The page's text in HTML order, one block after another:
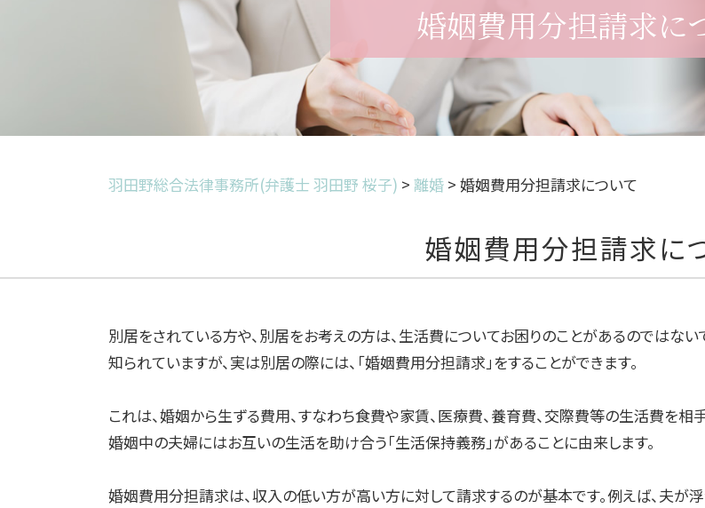
婚姻費用分担請求に
羽田野総合法律事務所(弁護士 羽田野 桜子) > 離婚 > 婚姻費用分担請求について
婚姻費用分担請求に
別居をされている方や、別居をお考えの方は、生活費についてお困りのことがあるのではない
知られていますが、実は別居の際には、「婚姻費用分担請求」をすることができます。
これは、婚姻から生ずる費用、すなわち食費や家賃、医療費、養育費、交際費等の生活費を相
婚姻中の夫婦にはお互いの生活を助け合う「生活保持義務」があることに由来します。
婚姻費用分担請求は、収入の低い方が高い方に対して請求するのが基本です。例えば、夫が